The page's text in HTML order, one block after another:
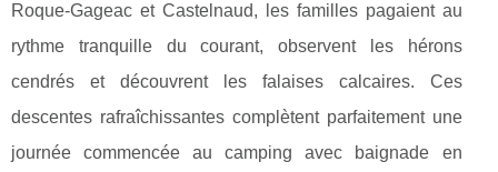
Roque-Gageac et Castelnaud, les familles pagaient au
rythme tranquille du courant, observent les hérons
cendrés et découvrent les falaises calcaires. Ces
descentes rafraîchissantes complètent parfaitement une
journée commencée au camping avec baignade en